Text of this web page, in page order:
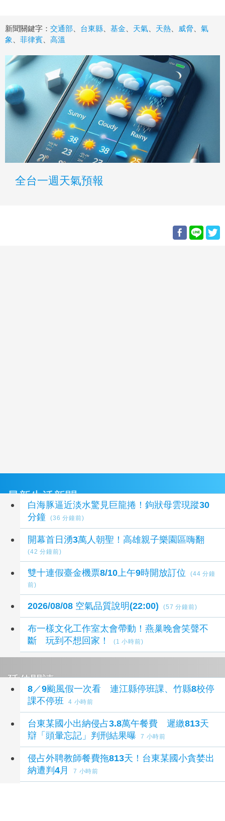
新聞關鍵字： 交通部 台東縣 基金 天氣 天熱 威脅
氣
象
菲律賓 高溫
全台一週天氣預報
最新生活新聞
白海豚逼近淡水驚見巨龍捲！鉤狀母雲現蹤30
分鐘
(36 分鐘前)
開幕首日湧3萬人朝聖！高雄親子樂園區嗨翻
(42 分鐘前)
雙十連假臺金機票8/10上午9時開放訂位
(44 分鐘
前)
2026/08/08 空氣品質說明(22:00) (57 分鐘前)
布一樣文化工作室太會帶動！燕巢晚會笑聲不
斷 玩到不想回家！
(1 小時前)
延伸閱讀
8／9颱風假一次看 連江縣停班課、竹縣8校停
課不停班
4 小時前
台東某國小出納侵占3.8萬午餐費 遲繳813天
辯「頭暈忘記」判刑結果曝
7 小時前
侵占外聘教師餐費拖813天！台東某國小貪婪出
納遭判4月
7 小時前